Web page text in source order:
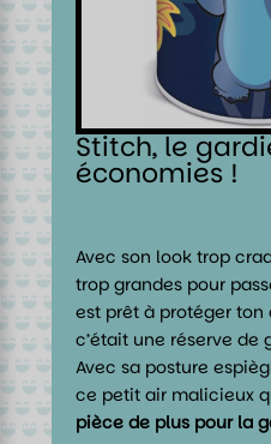
Stitch, le
économies !
Avec son look trop
trop grandes pour
est prêt à protéger
c’était une réserve de
Avec sa posture
ce petit air malicieux
pièce de plus pour la